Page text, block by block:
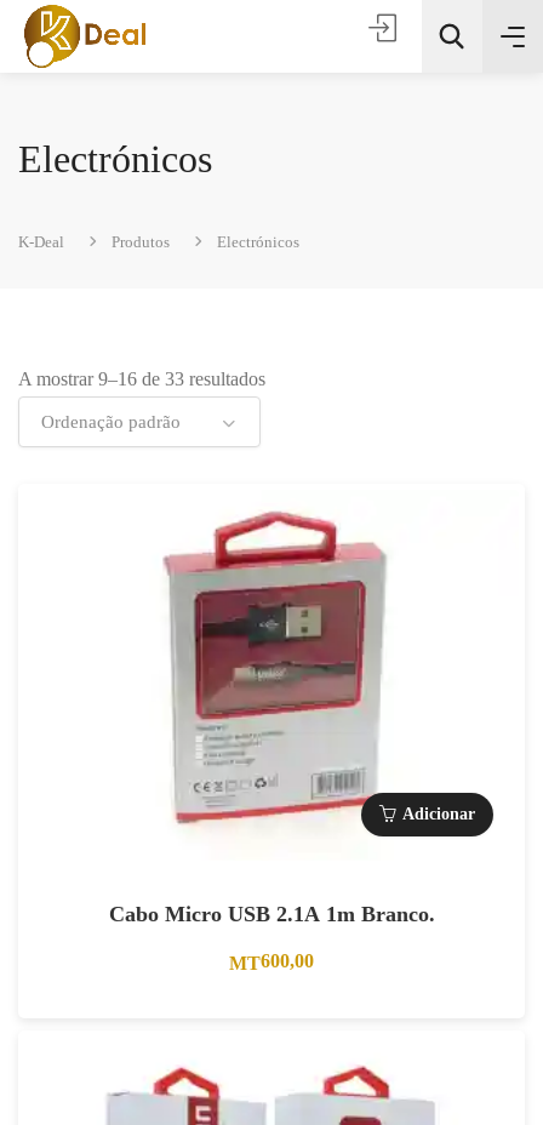
Procura
Electrónicos
K-Deal Produtos Electrónicos
A mostrar 9–16 de 33 resultados
Ordenação padrão
Adicionar
Cabo Micro USB 2.1A 1m Branco.
MT600,00